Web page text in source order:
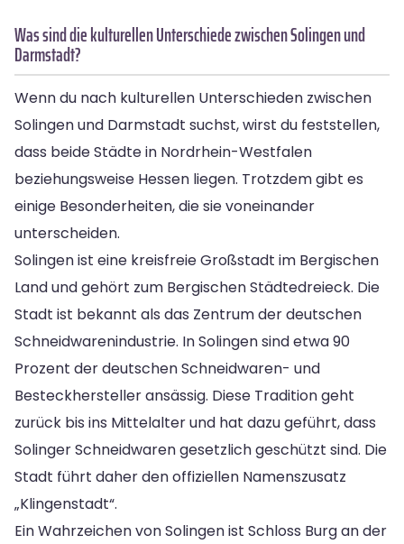
Was sind die kulturellen Unterschiede zwischen Solingen und
Darmstadt?
Wenn du nach kulturellen Unterschieden zwischen
Solingen und Darmstadt suchst, wirst du feststellen,
dass beide Städte in Nordrhein-Westfalen
beziehungsweise Hessen liegen. Trotzdem gibt es
einige Besonderheiten, die sie voneinander
unterscheiden.
Solingen ist eine kreisfreie Großstadt im Bergischen
Land und gehört zum Bergischen Städtedreieck. Die
Stadt ist bekannt als das Zentrum der deutschen
Schneidwarenindustrie. In Solingen sind etwa 90
Prozent der deutschen Schneidwaren- und
Besteckhersteller ansässig. Diese Tradition geht
zurück bis ins Mittelalter und hat dazu geführt, dass
Solinger Schneidwaren gesetzlich geschützt sind. Die
Stadt führt daher den offiziellen Namenszusatz
„Klingenstadt“.
Ein Wahrzeichen von Solingen ist Schloss Burg an der